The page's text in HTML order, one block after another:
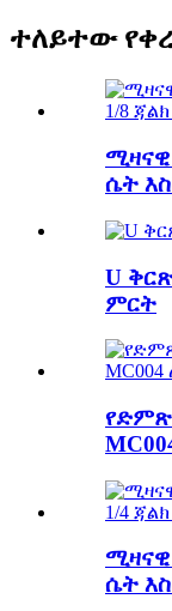
ተለይተው
ሚዛናዊ
ሴት
U
ምርት
የድምጽ
ሚዛናዊ
ሴት